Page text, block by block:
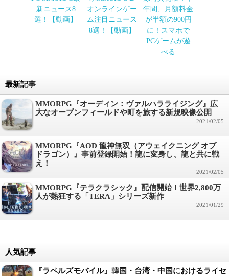
新ニュース8
選！【動画】
オンラインゲー
ム注目ニュース
8選！【動画】
年間、月額料金
が半額の900円
に！スマホで
PCゲームが遊
べる
最新記事
MMORPG『オーディン：ヴァルハラライジング』広
大なオープンフィールドや町を旅する新規映像公開
2021/02/05
MMORPG『AOD 龍神無双（アウェイクニング オブ
ドラゴン）』事前登録開始！龍に変身し、龍と共に戦
え！
2021/02/05
MMORPG『テラクラシック』配信開始！世界2,800万
人が熱狂する「TERA」シリーズ新作
2021/01/29
人気記事
『ラペルズモバイル』韓国・台湾・中国におけるライセ